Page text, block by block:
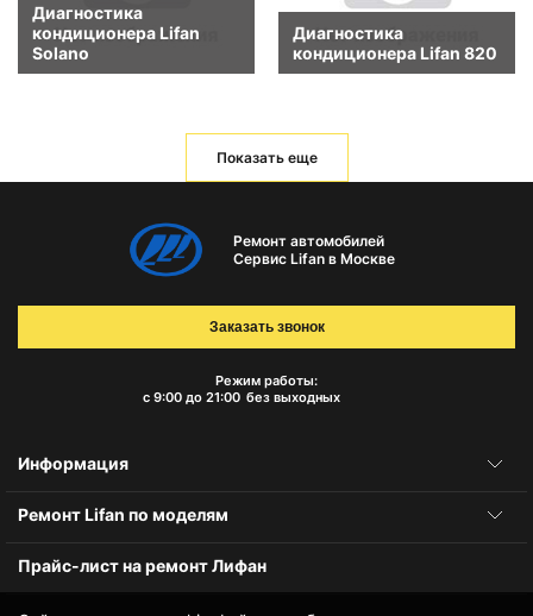
Диагностика
кондиционера Lifan
Solano
Диагностика
кондиционера Lifan 820
Показать еще
Ремонт автомобилей
Сервис Lifan в Москве
Режим работы:
с 9:00 до 21:00 без выходных
Заказать звонок
Информация
Ремонт Lifan по моделям
Прайс-лист на ремонт Лифан